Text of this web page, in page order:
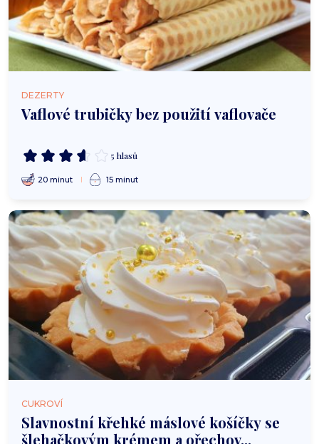
DEZERTY
Vaflové trubičky bez použití vaflovače
5 hlasů
20 minut 15 minut
CUKROVÍ
Slavnostní křehké máslové košíčky se
šlehačkovým krémem a ořechov...